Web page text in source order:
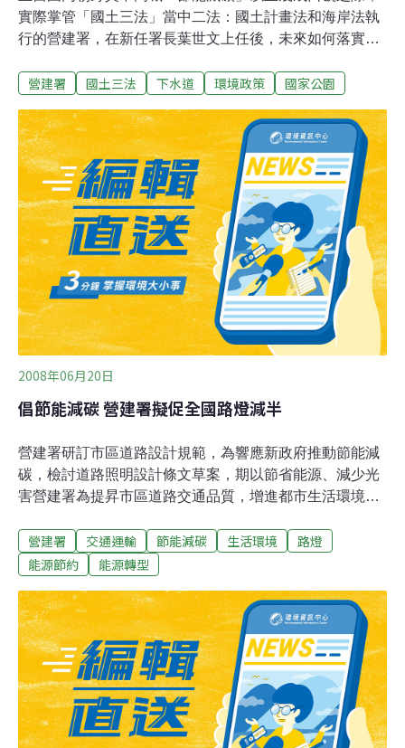
實際掌管「國土三法」當中二法：國土計畫法和海岸法執
行的營建署，在新任署長葉世文上任後，未來如何落實節
署長的布達典禮，由內政部長廖了以主持，典禮上聚集營
公共營建工程推動等重要任務的營建署新任長官，葉世文
以曾任三座國家公園管理處處長的經歷，對於都市發展與
生態維護之間的拿捏，似有特別的專業見解。走馬上任第
一天的布達典禮上，即呼籲同仁要有全新的思考。他表
示，未來營建署的工作重點，將轉為綠色營建、綠色生
活、永續台灣為主要目標。 布達交接宣示後，內政部長廖
了以期勉並重申未來營建署的重點工作，包含與負責國土
復育條例的經建會密切合作，共同推動國土三法，以奠定
國土永續的根基；其二為善用生態城市規劃及容積率獎勵
措施，提升都市更新效能及國際競爭力。 針對國際上
營建署 國土三法 下水道 環境政策 國家公園
2008年06月20日
倡節能減碳 營建署擬促全國路燈減半
營建署研訂市區道路設計規範，為響應新政府推動節能減
碳，檢討道路照明設計條文草案，期以節省能源、減少光
害營建署為提昇市區道路交通品質，增進都市生活環境機
內容，以商業區為例，其輝度可減半，即未來路燈數為現
有50%，以台北縣而言，現有路燈數為18萬盞，實際只需
舉行例行記者會表示，加強市區道路無障礙及人行環境景
觀之改善，爰依據94年12月8日頒布之「市區道路及附屬
工程設計標準」研訂「市區道路及附屬工程設計規範」，
以供辦理市區道路規劃設計時之參考基礎，期以建立人本
交通、友善城市並符合永續發展之目標。營建署指出，於
95年11月起分北、中、南、東區共舉辦6場次座談會，聽
取各縣市政府及相關單位意見，作為草案研擬階段之參
營建署 交通運輸 節能減碳 生活環境
路燈
能源節約
能源轉型